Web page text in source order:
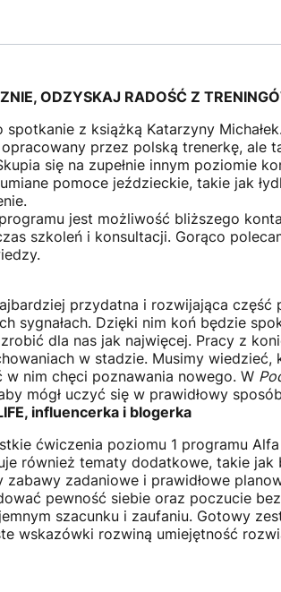
ODZYSKAJ RADOŚĆ Z
spotkanie z książką Katarzyny
przez polską trenerkę, ale
się na zupełnie innym poziomie
pomoce jeździeckie, takie jak
jest możliwość bliższego
szkoleń i konsultacji. Gorąco
przydatna i rozwijająca
sygnałach. Dzięki nim koń będzie
zrobić dla nas jak najwięcej. Pracy z
w stadzie. Musimy
w nim chęci poznawania nowego. W
mógł uczyć się w prawidłowy
influencerka i blogerka
ćwiczenia poziomu 1 programu
również tematy dodatkowe, takie
zabawy zadaniowe i prawidłowe
pewność siebie oraz poczucie
szacunku i zaufaniu. Gotowy
wskazówki rozwiną umiejętność